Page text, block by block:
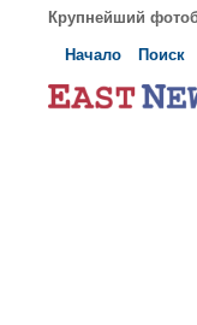
Крупнейший
Начало Поиск